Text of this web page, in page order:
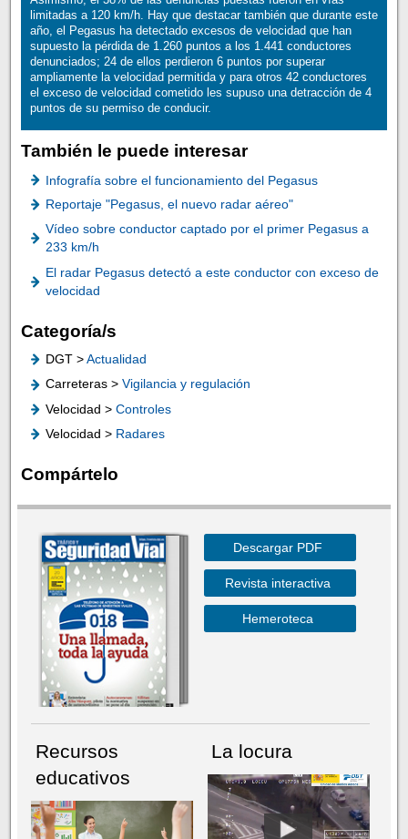
limitadas a 120 km/h. Hay que destacar también que durante este
año, el Pegasus ha detectado excesos de velocidad que han
supuesto la pérdida de 1.260 puntos a los 1.441 conductores
denunciados; 24 de ellos perdieron 6 puntos por superar
ampliamente la velocidad permitida y para otros 42 conductores
el exceso de velocidad cometido les supuso una detracción de 4
puntos de su permiso de conducir.
También le puede interesar
Infografía sobre el funcionamiento del Pegasus
Reportaje "Pegasus, el nuevo radar aéreo"
Vídeo sobre conductor captado por el primer Pegasus a
233 km/h
El radar Pegasus detectó a este conductor con exceso de
velocidad
Categoría/s
DGT >Actualidad
Carreteras > Vigilancia y regulación
Velocidad > Controles
Velocidad > Radares
Compártelo
Descargar PDF
Revista interactiva
Hemeroteca
Recursos
educativos
La locura